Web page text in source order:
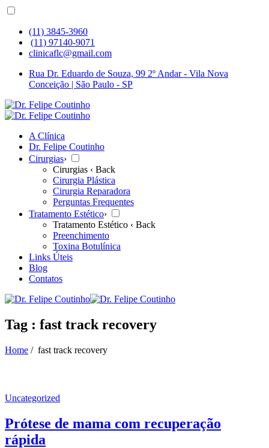
(11) 3845-3960
(11) 97140-9071
clinicaflc@gmail.com
Rua Dr. Eduardo de Souza, 99 2º Andar - Vila Nova
Conceição | São Paulo - SP
A Clínica
Dr. Felipe Coutinho
Cirurgias›
Cirurgias ‹ Back
Cirurgia Plástica
Cirurgia Reparadora
Perguntas Frequentes
Tratamento Estético›
Tratamento Estético ‹ Back
Preenchimento
Toxina Botulínica
Links Úteis
Blog
Contatos
Tag : fast track recovery
Home / fast track recovery
Uncategorized
Prótese de mama com recuperação
rápida